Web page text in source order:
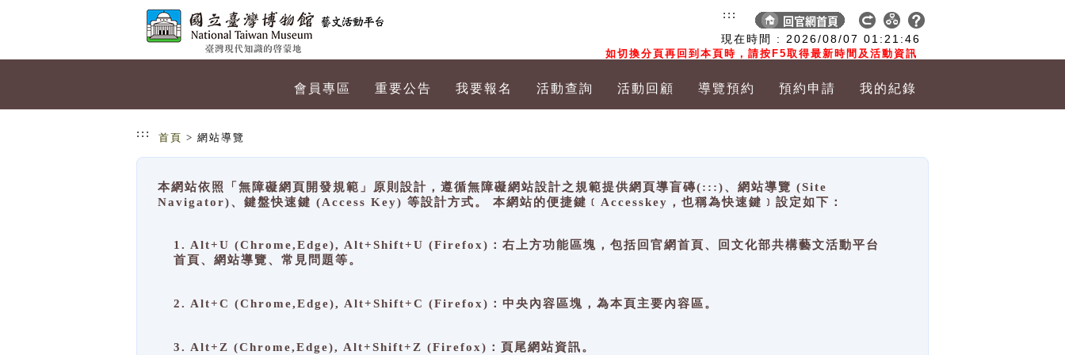
現在時間 : 2026/08/07 01:21:46
如切換分頁再回到本頁時，請按F5取得最新時間及活動資訊
:::
會員專區 重要公告 我要報名 活動查詢 活動回顧 導覽預約 預約申請 我的紀錄
::: 首頁 > 網站導覽
本網站依照「無障礙網頁開發規範」原則設計，遵循無障礙網站設計之規範提供網頁導盲磚(:::)、網站導覽 (Site
Navigator)、鍵盤快速鍵 (Access Key) 等設計方式。 本網站的便捷鍵﹝Accesskey，也稱為快速鍵﹞設定如下：
1. Alt+U (Chrome,Edge), Alt+Shift+U (Firefox)：右上方功能區塊，包括回官網首頁、回文化部共構藝文活動平台
首頁、網站導覽、常見問題等。
2. Alt+C (Chrome,Edge), Alt+Shift+C (Firefox)：中央內容區塊，為本頁主要內容區。
3. Alt+Z (Chrome,Edge), Alt+Shift+Z (Firefox)：頁尾網站資訊。